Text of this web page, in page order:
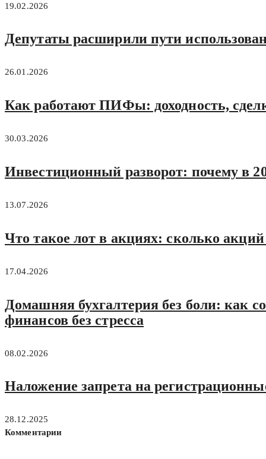
19.02.2026
Депутаты расширили пути
26.01.2026
Как работают ПИФы: доходность,
30.03.2026
Инвестиционный разворот: почему в
13.07.2026
Что такое лот в акциях: сколько
17.04.2026
Домашняя бухгалтерия без боли: как
финансов без стресса
08.02.2026
Наложение запрета на
28.12.2025
Комментарии